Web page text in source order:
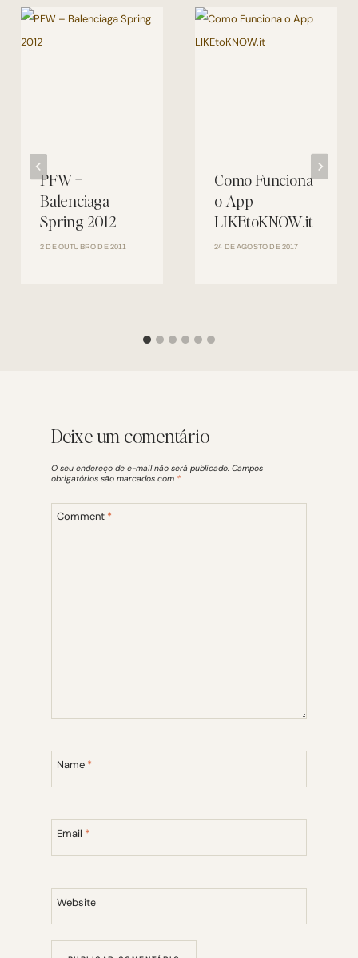
PFW –
Balenciaga
Spring 2012
2 DE OUTUBRO DE 2011
Como Funciona
o App
LIKEtoKNOW.it
24 DE AGOSTO DE 2017
Deixe um comentário
O seu endereço de e-mail não será publicado. Campos
obrigatórios são marcados com *
Comment *
Name *
Email *
Website